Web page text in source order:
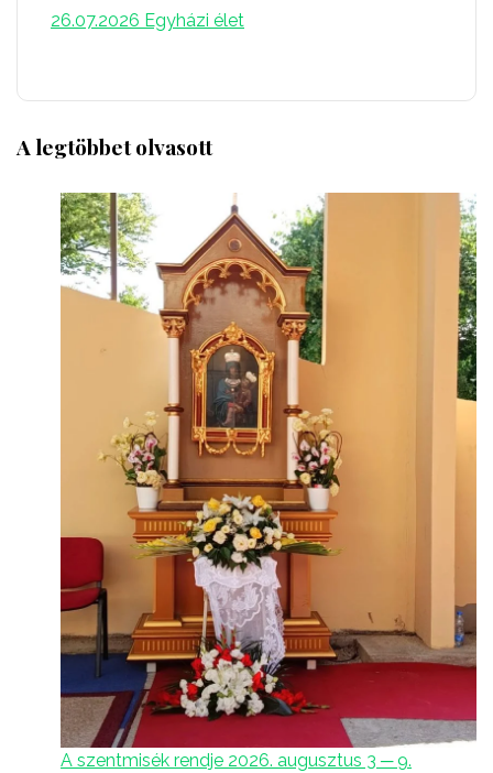
26.07.2026 Egyházi élet
A legtöbbet olvasott
A szentmisék rendje 2026. augusztus 3 ─ 9.